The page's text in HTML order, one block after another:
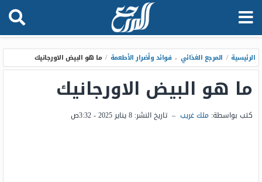
الرئيسية / المرجع الغذائي ، فوائد وأضرار الأطعمة / ما هو البيض الاورجانيك
ما هو البيض الاورجانيك
كتب بواسطة: ملك غريب – تاريخ النشر: 8 يناير 2025 - 3:32ص